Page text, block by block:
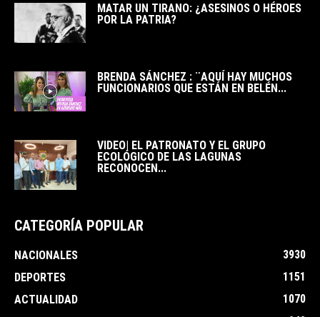
MATAR UN TIRANO: ¿ASESINOS O HÉROES
POR LA PATRIA?
BRENDA SÁNCHEZ : ¨AQUÍ HAY MUCHOS
FUNCIONARIOS QUE ESTÁN EN BELÉN...
VIDEO| EL PATRONATO Y EL GRUPO
ECOLÓGICO DE LAS LAGUNAS
RECONOCEN...
CATEGORÍA POPULAR
NACIONALES
3930
DEPORTES
1151
ACTUALIDAD
1070